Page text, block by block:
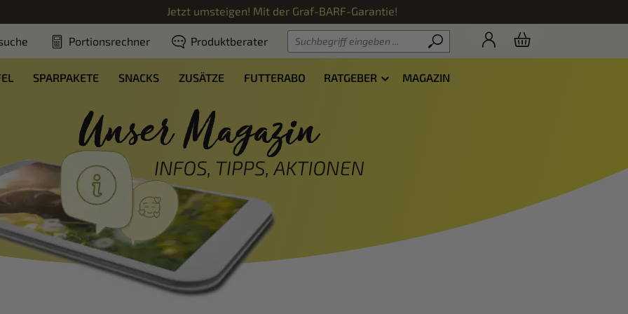
Jetzt umsteigen! Mit der Graf-BARF-Garantie!
Portionsrechner Produktberater
SPARPAKETE SNACKS ZUSÄTZE FUTTERABO RATGEBER MAGAZIN